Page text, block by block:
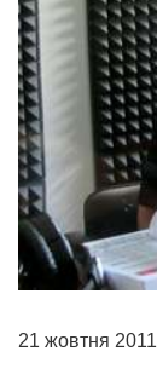
21 жовтня 2011